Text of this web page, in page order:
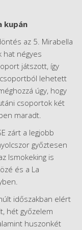
kupán
az 5. Mirabella
hat négyes
játszott, így
lehetett
úgy, hogy
csoportok két
maradt.
zárt a legjobb
győztesen
Ismokeking is
és a La
időszakban elért
hét győzelem
huszonkét